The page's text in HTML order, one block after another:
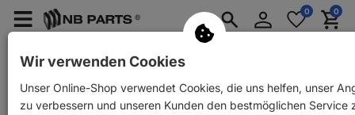
Menü
PKW Anhänger Ersatzteile
AnmeldenMerkzettel
aufklappen
0 0
Zurück PKW Ersatzteile SKF Zahnriemen Satz
Wir verwenden Cookies
Unser Online-Shop verwendet Cookies, die uns helfen, unser
zu verbessern und unseren Kunden den bestmöglichen Service